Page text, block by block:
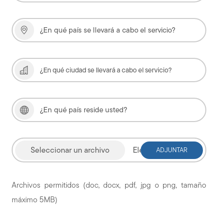
Elegir archivo
Archivos permitidos (doc, docx, pdf, jpg o png, tamaño
máximo 5MB)